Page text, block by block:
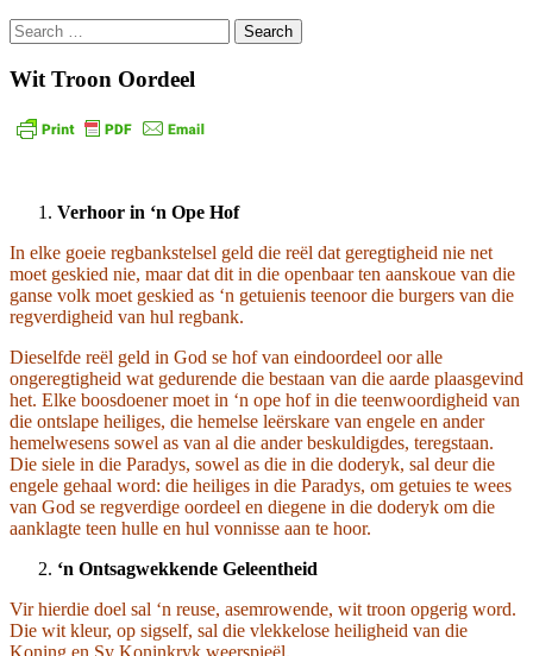
Search
for:
Wit Troon Oordeel
Verhoor in ‘n Ope Hof
In elke goeie regbankstelsel geld die reël dat geregtigheid nie net
moet geskied nie, maar dat dit in die openbaar ten aanskoue van die
ganse volk moet geskied as ‘n getuienis teenoor die burgers van die
regverdigheid van hul regbank.
Dieselfde reël geld in God se hof van eindoordeel oor alle
ongeregtigheid wat gedurende die bestaan van die aarde plaasgevind
het. Elke boosdoener moet in ‘n ope hof in die teenwoordigheid van
die ontslape heiliges, die hemelse leërskare van engele en ander
hemelwesens sowel as van al die ander beskuldigdes, teregstaan.
Die siele in die Paradys, sowel as die in die doderyk, sal deur die
engele gehaal word: die heiliges in die Paradys, om getuies te wees
van God se regverdige oordeel en diegene in die doderyk om die
aanklagte teen hulle en hul vonnisse aan te hoor.
‘n Ontsagwekkende Geleentheid
Vir hierdie doel sal ‘n reuse, asemrowende, wit troon opgerig word.
Die wit kleur, op sigself, sal die vlekkelose heiligheid van die